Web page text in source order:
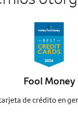
Fool Money
de crédito en